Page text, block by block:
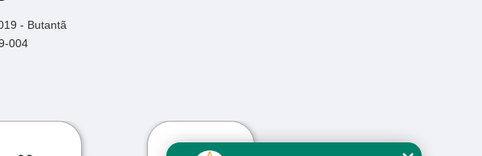
- Butantã
004